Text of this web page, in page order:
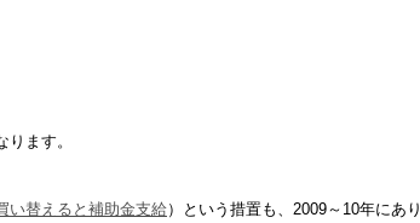
ります。
い替えると補助金支給）という措置も、2009～10年にあり